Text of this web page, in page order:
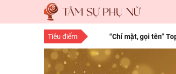
Tiêu điểm
“Chỉ mặt, gọi tên”
10 bí quyết làm đẹp
15 bí quyết làm đẹp